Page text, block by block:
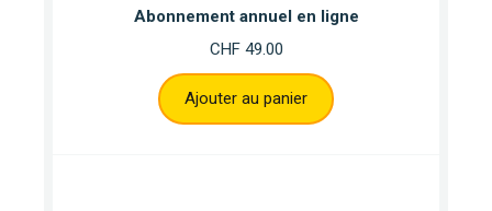
Abonnement annuel en ligne
CHF49.00
Ajouter au panier